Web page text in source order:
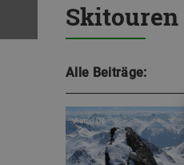
Alle Beiträge:
Astrid Därr